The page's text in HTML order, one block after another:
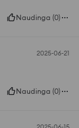
Naudinga (0)
2025-06-21
Naudinga (0)